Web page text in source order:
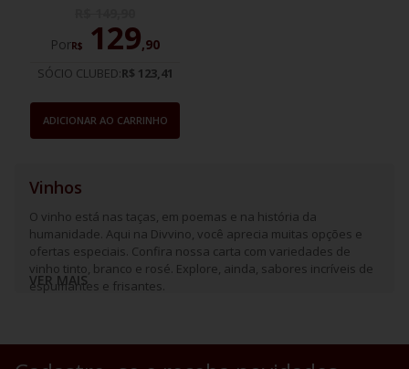
PorR$ 129,90
SÓCIO CLUBED:R$ 123,41
ADICIONAR AO CARRINHO
Vinhos
O vinho está nas taças, em poemas e na história da
humanidade. Aqui na Divvino, você aprecia muitas opções e
ofertas especiais. Confira nossa carta com variedades de
vinho tinto, branco e rosé. Explore, ainda, sabores incríveis de
espumantes e frisantes.
VER MAIS